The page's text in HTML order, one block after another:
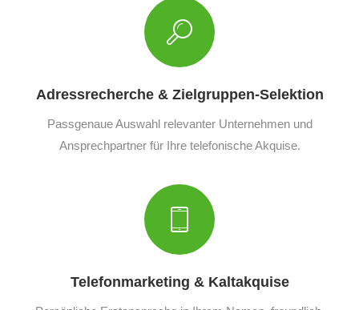
Adressrecherche & Zielgruppen-Selektion
Passgenaue Auswahl relevanter Unternehmen und
Ansprechpartner für Ihre telefonische Akquise.
Telefonmarketing & Kaltakquise